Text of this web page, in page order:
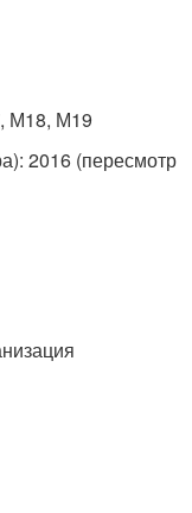
М18, М19
2016 (пересмотр